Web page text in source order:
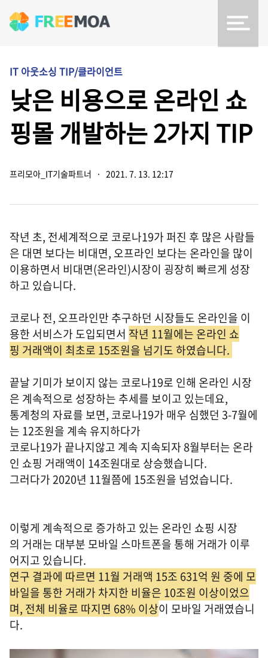
IT 아웃소싱 TIP/클라이언트
낮은 비용으로 온라인 쇼
핑몰 개발하는 2가지 TIP
프리모아_IT기술파트너 · 2021. 7. 13. 12:17
작년 초, 전세계적으로 코로나19가 퍼진 후 많은 사람들
은 대면 보다는 비대면, 오프라인 보다는 온라인을 많이
이용하면서 비대면(온라인)시장이 굉장히 빠르게 성장
하고 있습니다.
코로나 전, 오프라인만 추구하던 시장들도 온라인을 이
용한 서비스가 도입되면서 작년 11월에는 온라인 쇼
핑 거래액이 최초로 15조원을 넘기도 하였습니다.
끝날 기미가 보이지 않는 코로나19로 인해 온라인 시장
은 계속적으로 성장하는 추세를 보이고 있는데요,
통계청의 자료를 보면, 코로나19가 매우 심했던 3-7월에
는 12조원을 계속 유지하다가
코로나19가 끝나지않고 계속 지속되자 8월부터는 온라
인 쇼핑 거래액이 14조원대로 상승했습니다.
그러다가 2020년 11월쯤에 15조원을 넘었습니다.
이렇게 계속적으로 증가하고 있는 온라인 쇼핑 시장
의 거래는 대부분 모바일 스마트폰을 통해 거래가 이루
어지고 있습니다.
연구 결과에 따르면 11월 거래액 15조 631억 원 중에 모
바일을 통한 거래가 차지한 비율은 10조원 이상이었으
며, 전체 비율로 따지면 68% 이상이 모바일 거래였습니
다.